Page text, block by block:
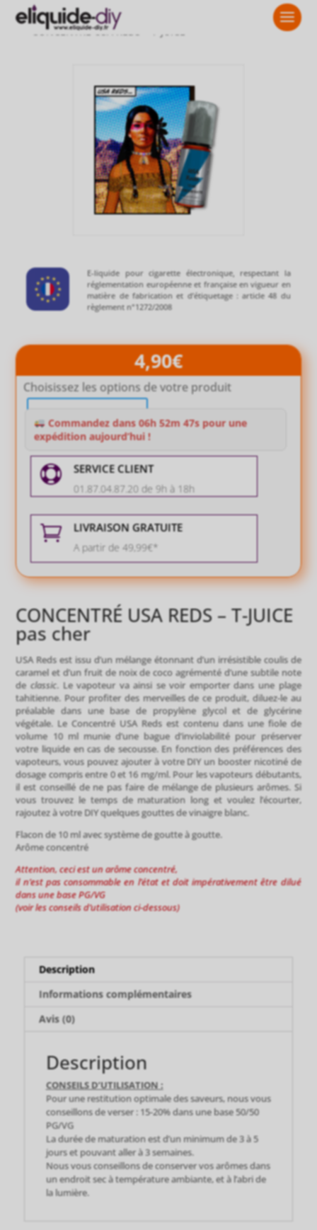
Accueil»D.I.Y»ARÔMES T-JUICE 10 ML
CONCENTRÉ USA REDS – T-JUICE
E-liquide pour cigarette électronique, respectant la
réglementation européenne et française en vigueur en
matière de fabrication et d’étiquetage : article 48 du
règlement n°1272/2008
CONCENTRÉ USA REDS – T-JUICE
pas cher
USA Reds est issu d’un mélange étonnant d’un irrésistible coulis de
caramel et d’un fruit de noix de coco agrémenté d’une subtile note
de classic. Le vapoteur va ainsi se voir emporter dans une plage
tahitienne. Pour profiter des merveilles de ce produit, diluez-le au
préalable dans une base de propylène glycol et de glycérine
végétale. Le Concentré USA Reds est contenu dans une fiole de
volume 10 ml munie d’une bague d’inviolabilité pour préserver
votre liquide en cas de secousse. En fonction des préférences des
vapoteurs, vous pouvez ajouter à votre DIY un booster nicotiné de
dosage compris entre 0 et 16 mg/ml. Pour les vapoteurs débutants,
il est conseillé de ne pas faire de mélange de plusieurs arômes. Si
vous trouvez le temps de maturation long et voulez l’écourter,
rajoutez à votre DIY quelques gouttes de vinaigre blanc.
Flacon de 10 ml avec système de goutte à goutte.
Arôme concentré
Attention, ceci est un arôme concentré,
il n’est pas consommable en l’état et doit impérativement être dilué
dans une base PG/VG
(voir les conseils d’utilisation ci-dessous)
4,90€
Choisissez les options de votre produit
Rupture de stock
Commandez dans 06h 52m 46s pour une
expédition aujourd’hui !
 SERVICE CLIENT
01.87.04.87.20 de 9h à 18h
 LIVRAISON GRATUITE
A partir de 49,99€*
Description
Informations complémentaires
Avis (0)
Description
CONSEILS D’UTILISATION :
Pour une restitution optimale des saveurs, nous vous
conseillons de verser : 15-20% dans une base 50/50
PG/VG
La durée de maturation est d’un minimum de 3 à 5
jours et pouvant aller à 3 semaines.
Nous vous conseillons de conserver vos arômes dans
un endroit sec à température ambiante, et à l’abri de
la lumière.